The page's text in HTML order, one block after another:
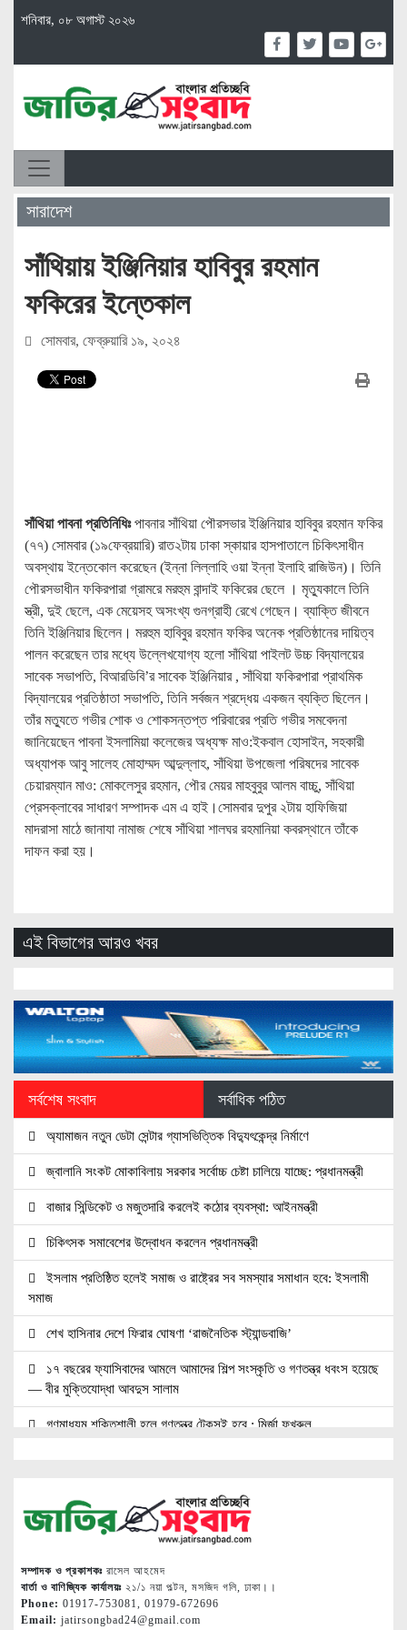
শনিবার, ০৮ অগাস্ট ২০২৬
সারাদেশ
সাঁথিয়ায় ইঞ্জিনিয়ার হাবিবুর রহমান
ফকিরের ইন্তেকাল
সোমবার, ফেব্রুয়ারি ১৯, ২০২৪
সাঁথিয়া পাবনা প্রতিনিধিঃপাবনার সাঁথিয়া পৌরসভার ইঞ্জিনিয়ার হাবিবুর রহমান ফকির
(৭৭) সোমবার (১৯ফেব্রয়ারি) রাত২টায় ঢাকা স্কায়ার হাসপাতালে চিকিৎসাধীন
অবস্থায় ইন্তেকোল করেছেন (ইন্না লিল্লাহি ওয়া ইন্না ইলাহি রাজিউন)। তিনি
পৌরসভাধীন ফকিরপারা গ্রামরে মরহুম বান্দাই ফকিরের ছেলে । মৃত্যুকালে তিনি
স্ত্রী, দুই ছেলে, এক মেয়েসহ অসংখ্য গুনগ্রাহী রেখে গেছেন। ব্যাক্তি জীবনে
তিনি ইঞ্জিনিয়ার ছিলেন। মরহুম হাবিবুর রহমান ফকির অনেক প্রতিষ্ঠানের দায়িত্ব
পালন করেছেন তার মধ্যে উল্লেখযোগ্য হলো সাঁথিয়া পাইলট উচ্চ বিদ্যালয়ের
সাবেক সভাপতি, বিআরডিবি’র সাবেক ইঞ্জিনিয়ার , সাঁথিয়া ফকিরপারা প্রাথমিক
বিদ্যালয়ের প্রতিষ্ঠাতা সভাপতি, তিনি সর্বজন শ্রদ্ধেয় একজন ব্যক্তি ছিলেন।
তাঁর মত্যুতে গভীর শোক ও শোকসন্তপ্ত পরিবারের প্রতি গভীর সমবেদনা
জানিয়েছেন পাবনা ইসলামিয়া কলেজের অধ্যক্ষ মাও:ইকবাল হোসাইন, সহকারী
অধ্যাপক আবু সালেহ মোহাম্মদ আব্দুল্লাহ, সাঁথিয়া উপজেলা পরিষদের সাবেক
চেয়ারম্যান মাও: মোকলেসুর রহমান, পৌর মেয়র মাহবুবুর আলম বাচ্চু, সাঁথিয়া
প্রেসক্লাবের সাধারণ সম্পাদক এম এ হাই।সোমবার দুপুর ২টায় হাফিজিয়া
মাদরাসা মাঠে জানাযা নামাজ শেষে সাঁথিয়া শালঘর রহমানিয়া কবরস্থানে তাঁকে
দাফন করা হয়।
এই বিভাগের আরও খবর
সর্বশেষ সংবাদ সর্বাধিক পঠিত
অ্যামাজন নতুন ডেটা সেন্টার গ্যাসভিত্তিক বিদ্যুৎকেন্দ্র নির্মাণে
জ্বালানি সংকট মোকাবিলায় সরকার সর্বোচ্চ চেষ্টা চালিয়ে যাচ্ছে: প্রধানমন্ত্রী
বাজার সিন্ডিকেট ও মজুতদারি করলেই কঠোর ব্যবস্থা: আইনমন্ত্রী
চিকিৎসক সমাবেশের উদ্বোধন করলেন প্রধানমন্ত্রী
ইসলাম প্রতিষ্ঠিত হলেই সমাজ ও রাষ্ট্রের সব সমস্যার সমাধান হবে: ইসলামী
সমাজ
শেখ হাসিনার দেশে ফিরার ঘোষণা ‘রাজনৈতিক স্ট্যান্ডবাজি’
১৭ বছরের ফ্যাসিবাদের আমলে আমাদের শিল্প সংস্কৃতি ও গণতন্ত্র ধবংস হয়েছে
— বীর মুক্তিযোদ্ধা আবদুস সালাম
গণমাধ্যম শক্তিশালী হলে গণতন্ত্র টেকসই হবে : মির্জা ফখরুল
কক্সবাজারের পর্যটন শিল্পকে কাজে লাগাতে চায় সরকার: স্বরাষ্ট্রমন্ত্রী
বাংলাদেশের আট সাংবাদিক।।
নয়া পল্টনে স্বেচ্ছাসেবক দলের বৃক্ষরোপণ কর্মসূচি
সম্পাদক ও প্রকাশকঃ রাসেল আহমেদ
বার্তা ও বাণিজ্যিক কার্যালয়ঃ ২১/১ নয়া পল্টন, মসজিদ গলি, ঢাকা।।
Phone: 01917-753081, 01979-672696
Email: jatirsongbad24@gmail.com